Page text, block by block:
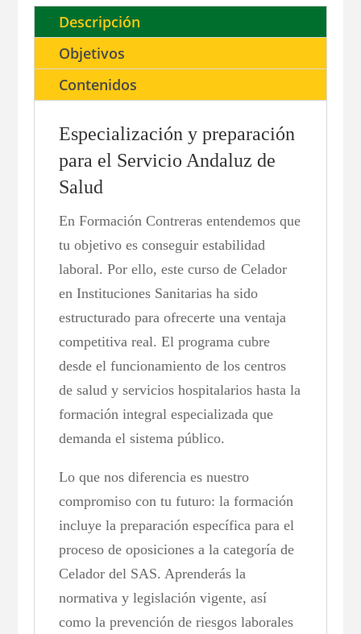
Descripción
Objetivos
Contenidos
Especialización y preparación
para el Servicio Andaluz de
Salud
En Formación Contreras entendemos que
tu objetivo es conseguir estabilidad
laboral. Por ello, este curso de Celador
en Instituciones Sanitarias ha sido
estructurado para ofrecerte una ventaja
competitiva real. El programa cubre
desde el funcionamiento de los centros
de salud y servicios hospitalarios hasta la
formación integral especializada que
demanda el sistema público.
Lo que nos diferencia es nuestro
compromiso con tu futuro: la formación
incluye la preparación específica para el
proceso de oposiciones a la categoría de
Celador del SAS. Aprenderás la
normativa y legislación vigente, así
como la prevención de riesgos laborales